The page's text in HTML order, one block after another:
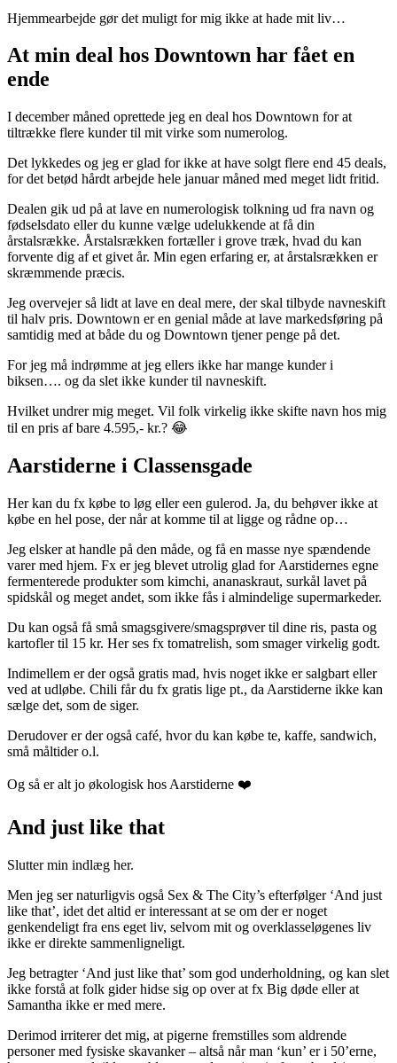
Hjemmearbejde gør det muligt for mig ikke at hade mit liv…
At min deal hos Downtown har fået en
ende
I december måned oprettede jeg en deal hos Downtown for at
tiltrække flere kunder til mit virke som numerolog.
Det lykkedes og jeg er glad for ikke at have solgt flere end 45 deals,
for det betød hårdt arbejde hele januar måned med meget lidt fritid.
Dealen gik ud på at lave en numerologisk tolkning ud fra navn og
fødselsdato eller du kunne vælge udelukkende at få din
årstalsrække. Årstalsrækken fortæller i grove træk, hvad du kan
forvente dig af et givet år. Min egen erfaring er, at årstalsrækken er
skræmmende præcis.
Jeg overvejer så lidt at lave en deal mere, der skal tilbyde navneskift
til halv pris. Downtown er en genial måde at lave markedsføring på
samtidig med at både du og Downtown tjener penge på det.
For jeg må indrømme at jeg ellers ikke har mange kunder i
biksen…. og da slet ikke kunder til navneskift.
Hvilket undrer mig meget. Vil folk virkelig ikke skifte navn hos mig
til en pris af bare 4.595,- kr.? 😂
Aarstiderne i Classensgade
Her kan du fx købe to løg eller een gulerod. Ja, du behøver ikke at
købe en hel pose, der når at komme til at ligge og rådne op…
Jeg elsker at handle på den måde, og få en masse nye spændende
varer med hjem. Fx er jeg blevet utrolig glad for Aarstidernes egne
fermenterede produkter som kimchi, ananaskraut, surkål lavet på
spidskål og meget andet, som ikke fås i almindelige supermarkeder.
Du kan også få små smagsgivere/smagsprøver til dine ris, pasta og
kartofler til 15 kr. Her ses fx tomatrelish, som smager virkelig godt.
Indimellem er der også gratis mad, hvis noget ikke er salgbart eller
ved at udløbe. Chili får du fx gratis lige pt., da Aarstiderne ikke kan
sælge det, som de siger.
Derudover er der også café, hvor du kan købe te, kaffe, sandwich,
små måltider o.l.
Og så er alt jo økologisk hos Aarstiderne ❤️
And just like that
Slutter min indlæg her.
Men jeg ser naturligvis også Sex & The City’s efterfølger ‘And just
like that’, idet det altid er interessant at se om der er noget
genkendeligt fra ens eget liv, selvom mit og overklasseløgenes liv
ikke er direkte sammenligneligt.
Jeg betragter ‘And just like that’ som god underholdning, og kan slet
ikke forstå at folk gider hidse sig op over at fx Big døde eller at
Samantha ikke er med mere.
Derimod irriterer det mig, at pigerne fremstilles som aldrende
personer med fysiske skavanker – altså når man ‘kun’ er i 50’erne,